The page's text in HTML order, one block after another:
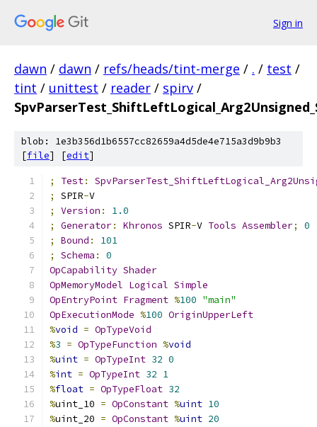
Sign in
dawn / dawn / refs/heads/tint-merge / . / test /
tint / unittest / reader / spirv /
blob: 1e3b356d1b6557cc82659a4d5de4e715a3d9b9b3
[file] [edit]
; Test:
;
SPIR-V
;
Version :
1.0
;
Generator: Khronos SPIR-V Tools Assembler;
0
;
Bound :
101
;
Schema :
0
OpCapability Shader
OpMemoryModel Logical Simple
OpEntryPoint Fragment %100 "main"
OpExecutionMode %100 OriginUpperLeft
%void = OpTypeVoid
%3 = OpTypeFunction %void
%uint = OpTypeInt 32 0
%int = OpTypeInt 32 1
%float = OpTypeFloat 32
%uint_10 = OpConstant %uint 10
%uint_20 = OpConstant %uint 20